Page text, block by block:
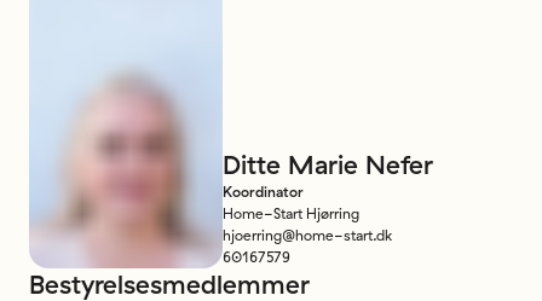
Ditte Marie Nefer
Koordinator
Home-Start Hjørring
hjoerring@home-start.dk
60167579
Bestyrelsesmedlemmer